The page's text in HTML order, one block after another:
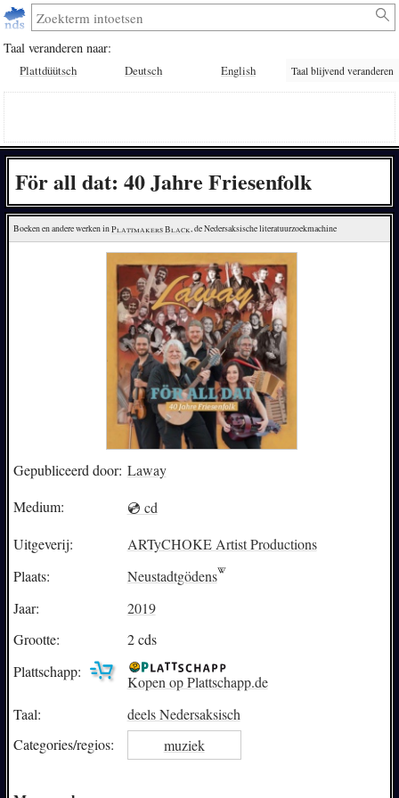
Taal veranderen naar:
Plattdüütsch Deutsch English Taal blijvend veranderen
För all dat: 40 Jahre Friesenfolk
Boeken en andere werken in Plattmakers Black, de Nedersaksische literatuurzoekmachine
Gepubliceerd door: Laway
Medium:
💿 cd
Uitgeverij:
ARTyCHOKE Artist Productions
Plaats:
Neustadtgödens
Jaar:
2019
Grootte:
2 cds
Plattschapp:
Kopen op Plattschapp.de
Taal:
deels Nedersaksisch
Categories/regios: muziek